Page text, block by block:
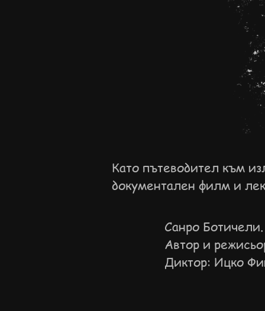
Като пътеводител към
документален филм и
Санро
Автор и
Диктор: Ицко